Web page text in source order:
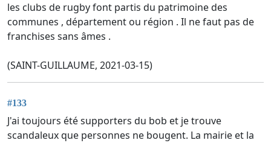
les clubs de rugby font partis du patrimoine des
communes , département ou région . Il ne faut pas de
franchises sans âmes .
(SAINT-GUILLAUME, 2021-03-15)
#133
J'ai toujours été supporters du bob et je trouve
scandaleux que personnes ne bougent. La mairie et la